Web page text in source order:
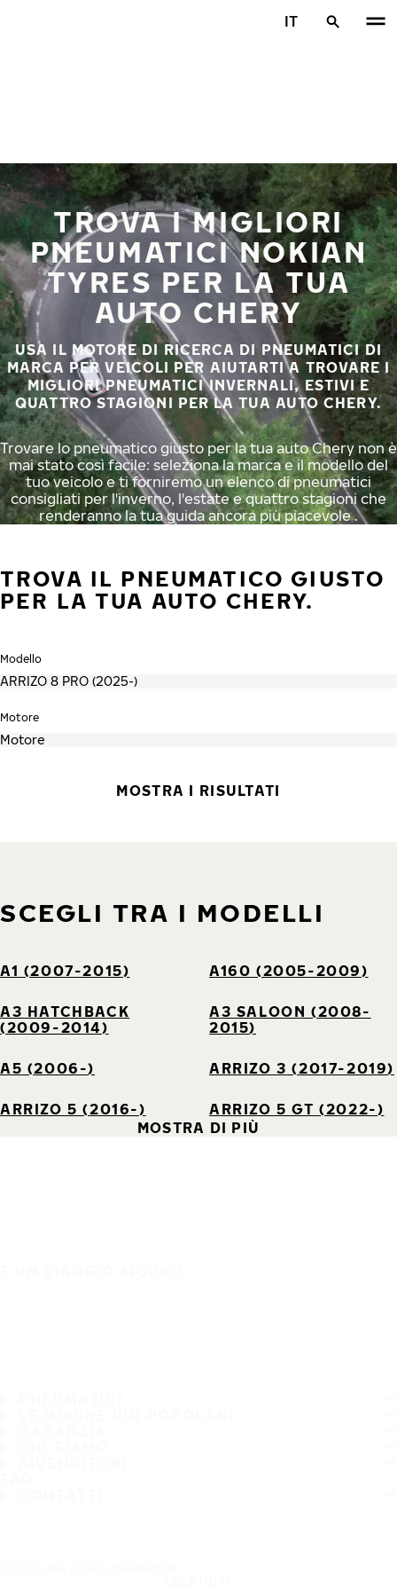
IT
TROVA I MIGLIORI
PNEUMATICI NOKIAN
TYRES PER LA TUA
AUTO CHERY
USA IL MOTORE DI RICERCA DI PNEUMATICI DI
MARCA PER VEICOLI PER AIUTARTI A TROVARE I
MIGLIORI PNEUMATICI INVERNALI, ESTIVI E
QUATTRO STAGIONI PER LA TUA AUTO CHERY.
Trovare lo pneumatico giusto per la tua auto Chery non è
mai stato così facile: seleziona la marca e il modello del
tuo veicolo e ti forniremo un elenco di pneumatici
consigliati per l'inverno, l'estate e quattro stagioni che
renderanno la tua guida ancora più piacevole .
TROVA IL PNEUMATICO GIUSTO
PER LA TUA AUTO CHERY.
Modello
Motore
MOSTRA I RISULTATI
SCEGLI TRA I MODELLI
A1 (2007-2015) A160 (2005-2009)
A3 HATCHBACK
(2009-2014)
A3 SALOON (2008-
2015)
A5 (2006-) ARRIZO 3 (2017-2019)
ARRIZO 5 (2016-)
ARRIZO 5 GT (2022-)
MOSTRA DI PIÙ